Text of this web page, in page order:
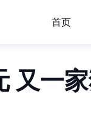
首页
又一